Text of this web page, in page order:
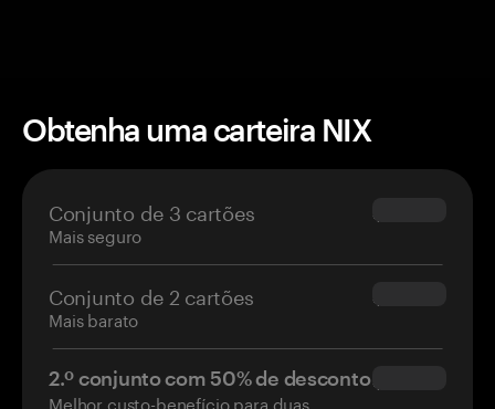
Obtenha uma carteira NIX
Conjunto de 3 cartões
Mais seguro
$69.90
Conjunto de 2 cartões
Mais barato
$54.90
2.º conjunto com 50% de desconto
Melhor custo-benefício para duas
$34.95